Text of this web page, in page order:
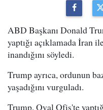
ABD Başkanı Donald
yaptığı açıklamada İran
inandığını söyledi.
Trump ayrıca, ordunun
yaşadığını vurguladı.
Trump, Oval Ofis'te